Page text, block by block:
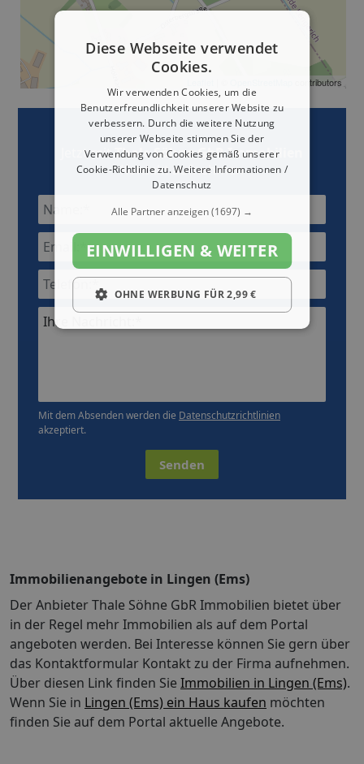
contributors
Jetzt mitThale Söhne GbR Immobilien
Kontakt aufnehmen
Ihre Nachricht:*
Mit dem Absenden werden die Datenschutzrichtlinien
akzeptiert.
Senden
Immobilienangebote in Lingen (Ems)
Der Anbieter Thale Söhne GbR Immobilien bietet über
in der Regel mehr Immobilien als auf dem Portal
angeboten werden. Bei Interesse können Sie gern über
das Kontaktformular Kontakt zu der Firma aufnehmen.
Über diesen Link finden Sie Immobilien in Lingen (Ems).
Wenn Sie in Lingen (Ems) ein Haus kaufen möchten
finden Sie auf dem Portal aktuelle Angebote.
Diese Webseite verwendet
Cookies.
Wir verwenden Cookies, um die
Benutzerfreundlichkeit unserer Website zu
verbessern. Durch die weitere Nutzung
unserer Webseite stimmen Sie der
Verwendung von Cookies gemäß unserer
Cookie-Richtlinie zu.Weitere Informationen /
Datenschutz
Alle Partner anzeigen(1697) →
EINWILLIGEN & WEITER
OHNE WERBUNG FÜR 2,99 €